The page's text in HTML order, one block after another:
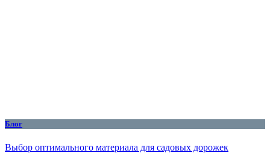
Блог
Выбор оптимального материала для садовых дорожек